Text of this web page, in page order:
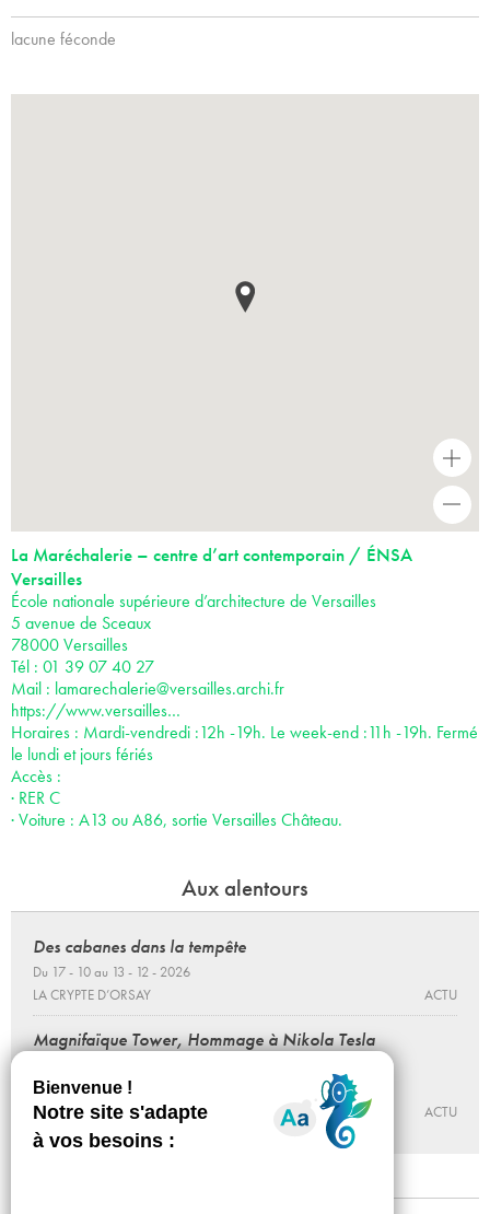
lacune féconde
+
La Maréchalerie – centre d’art contemporain / ÉNSA
Versailles
École nationale supérieure d’architecture de Versailles
5 avenue de Sceaux
78000 Versailles
Tél : 01 39 07 40 27
Mail : lamarechalerie@versailles.archi.fr
https://www.versailles…
Horaires : Mardi-vendredi :12h -19h. Le week-end :11h -19h. Fermé
le lundi et jours fériés
Accès :
· RER C
· Voiture : A13 ou A86, sortie Versailles Château.
Aux alentours
Des cabanes dans la tempête
Du 17 - 10 au 13 - 12 - 2026
LA CRYPTE D’ORSAY
ACTU
Magnifaïque Tower, Hommage à Nikola Tesla
Jusqu'au 16 - 10 - 2026
LA CRYPTE D’ORSAY
ACTU